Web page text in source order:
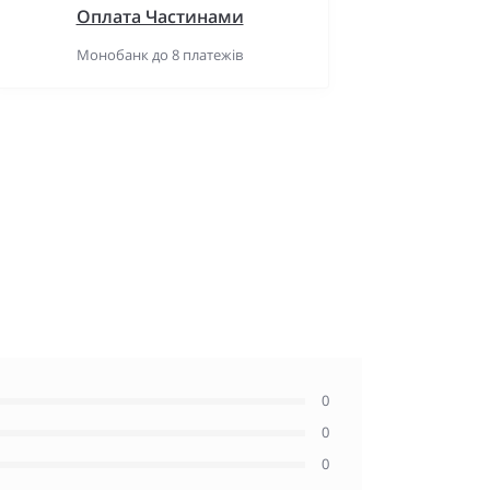
Оплата Частинами
Монобанк до 8 платежів
0
0
0